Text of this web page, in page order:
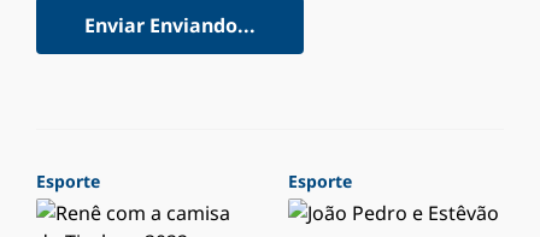
Enviar Enviando...
Esporte Esporte